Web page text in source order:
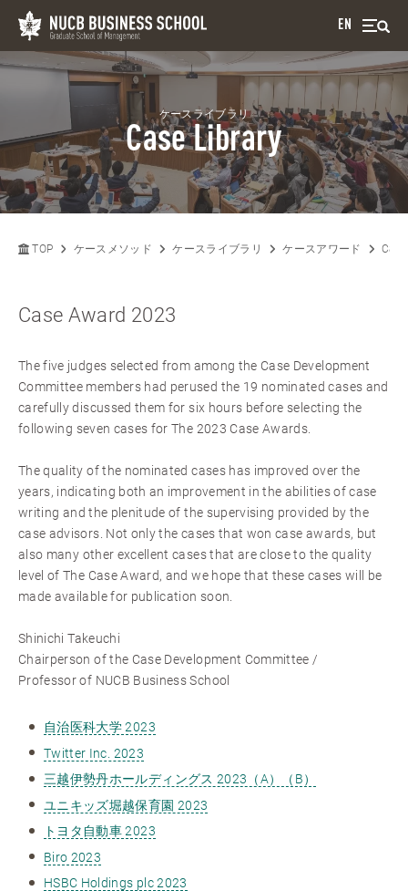
EN
ケースライブラリ
Case Library
TOP ケースメソッド ケースライブラリ ケースアワード
Case Award 2023
The five judges selected from among the Case Development
Committee members had perused the 19 nominated cases and
carefully discussed them for six hours before selecting the
following seven cases for The 2023 Case Awards.
The quality of the nominated cases has improved over the
years, indicating both an improvement in the abilities of case
writing and the plenitude of the supervising provided by the
case advisors. Not only the cases that won case awards, but
also many other excellent cases that are close to the quality
level of The Case Award, and we hope that these cases will be
made available for publication soon.
Shinichi Takeuchi
Chairperson of the Case Development Committee /
Professor of NUCB Business School
自治医科大学 2023
Twitter Inc. 2023
三越伊勢丹ホールディングス 2023（A）（B）
ユニキッズ堀越保育園 2023
トヨタ自動車 2023
Biro 2023
HSBC Holdings plc 2023